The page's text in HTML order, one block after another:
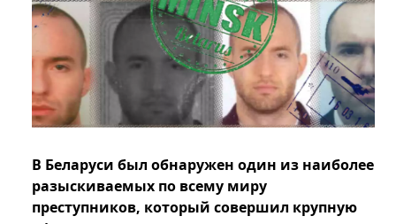
В Беларуси был обнаружен один из наиболее
разыскиваемых по всему миру
преступников, который совершил крупную